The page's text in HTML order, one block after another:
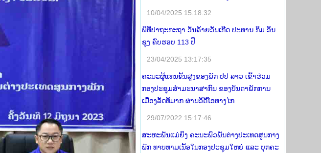
10/04/2025 15:18:32
ພິທີປາຖະກະຖາ ວັນຄ້າຍວັນເກີດ ປະທານ ກິມ ອິນ
ຊຸງ ຄົບຮອບ 113 ປີ
23/04/2025 13:17:35
ຄະນະຜູ້ແທນຂັ້ນສູງຂອງພັກ ປປ ລາວ ເຂົ້າຮ່ວມ
ກອງປະຊຸມສໍາມະນາສາກົນ ຂອງບັນດາພັກການ
ເມືອງລັດທິມາກ ຜ່ານວິດີໂອທາງໄກ
29/07/2022 15:17:46
ສະຫະພັນແມ່ຍິງ ຄະນະພົວພັນຕ່າງປະເທດສູນກາງ
ພັກ ທາບທາມເນື້ອໃນກອງປະຊຸມໃຫຍ່ ແລະ ບຸກຄະ